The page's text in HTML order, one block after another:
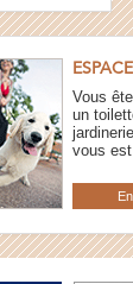
Vous
un
vous